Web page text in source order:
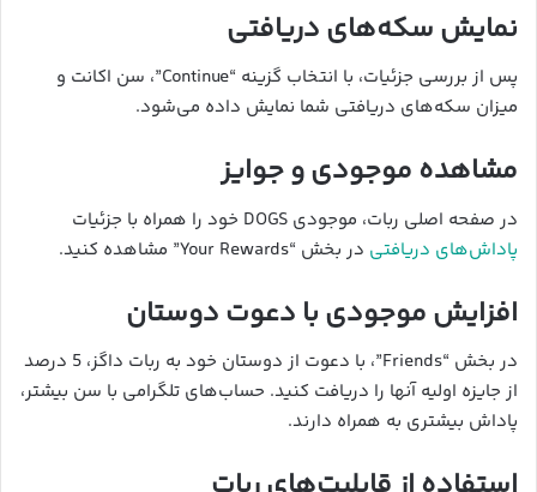
نمایش سکه‌های دریافتی
پس از بررسی جزئیات، با انتخاب گزینه “Continue”، سن اکانت و
میزان سکه‌های دریافتی شما نمایش داده می‌شود.
مشاهده موجودی و جوایز
در صفحه اصلی ربات، موجودی DOGS خود را همراه با جزئیات
پاداش‌های دریافتی در بخش “Your Rewards” مشاهده کنید.
افزایش موجودی با دعوت دوستان
در بخش “Friends”، با دعوت از دوستان خود به ربات داگز، 5 درصد
از جایزه اولیه آنها را دریافت کنید. حساب‌های تلگرامی با سن بیشتر،
پاداش بیشتری به همراه دارند.